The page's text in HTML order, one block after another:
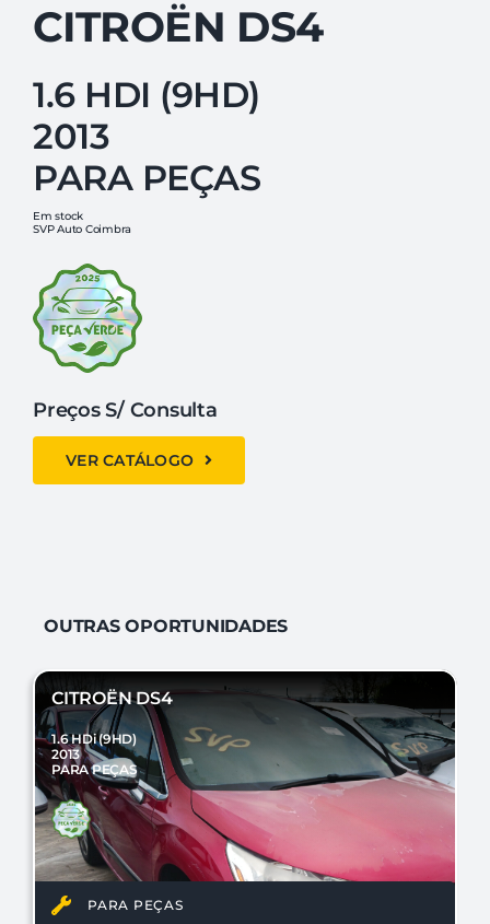
CITROËN DS4
1.6 HDI (9HD)
2013
PARA PEÇAS
Em stock
SVP Auto Coimbra
Preços S/ Consulta
VER CATÁLOGO
OUTRAS OPORTUNIDADES
CITROËN DS4
1.6 HDi (9HD)
2013
PARA PEÇAS
PARA PEÇAS